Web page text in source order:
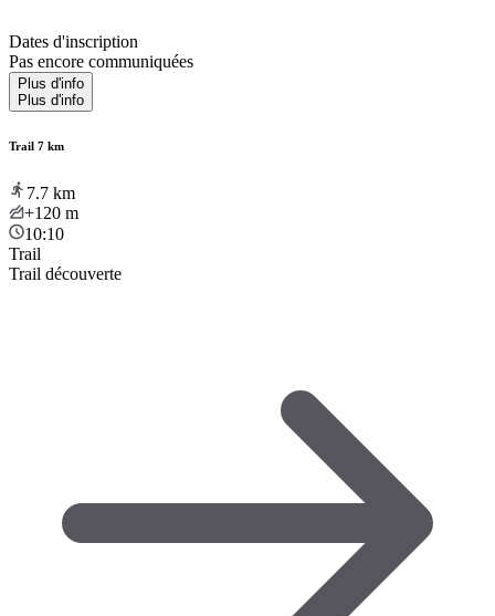
Dates d'inscription
Pas encore communiquées
Plus d'info
Plus d'info
Trail 7 km
7.7 km
+120 m
10:10
Trail
Trail découverte